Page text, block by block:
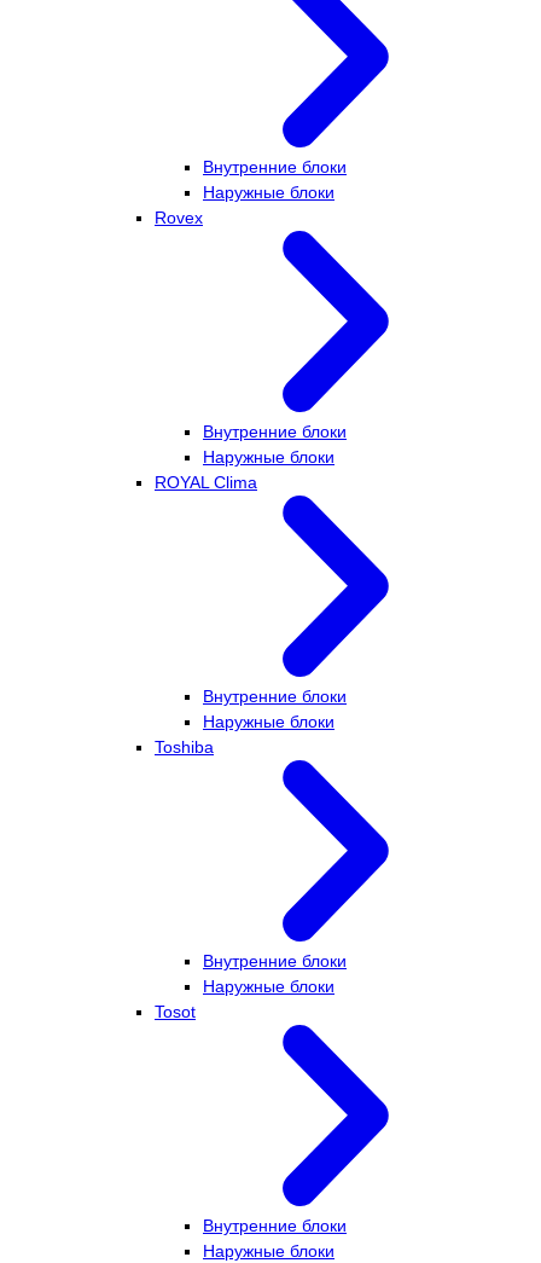
Внутренние блоки
Наружные блоки
Rovex
Внутренние блоки
Наружные блоки
ROYAL Clima
Внутренние блоки
Наружные блоки
Toshiba
Внутренние блоки
Наружные блоки
Tosot
Внутренние блоки
Наружные блоки